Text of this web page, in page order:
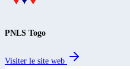
PNLS Togo
Visiter le site web